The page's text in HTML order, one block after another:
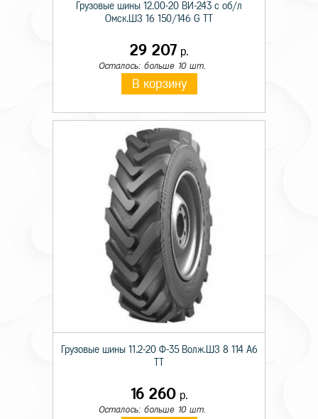
Грузовые шины 12.00-20 ВИ-243 с об/л
Омск.ШЗ 16 150/146 G TT
29 207 р.
Осталось: больше 10 шт.
В корзину
Грузовые шины 11.2-20 Ф-35 Волж.ШЗ 8 114 A6
16 260р.
Осталось: больше 10 шт.